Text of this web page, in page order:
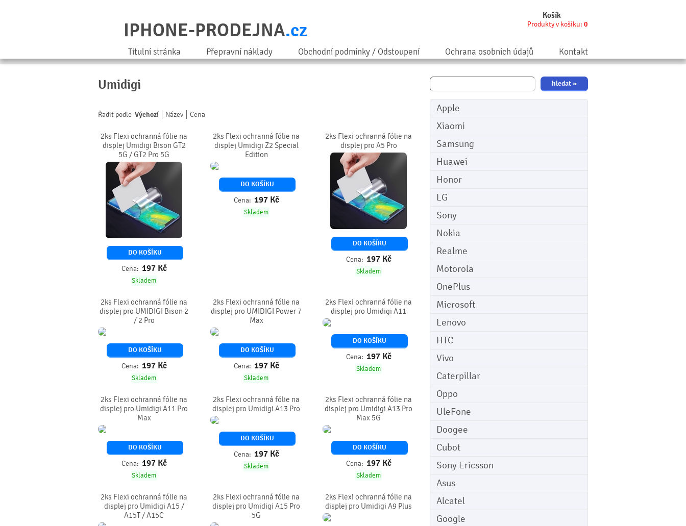
Košík
Produkty v košíku: 0
IPHONE-PRODEJNA.cz
Titulní stránka Přepravní náklady Obchodní podmínky / Odstoupení Ochrana osobních údajů Kontakt
Apple
Xiaomi
Samsung
Huawei
Honor
LG
Sony
Nokia
Realme
Motorola
OnePlus
Microsoft
Lenovo
HTC
Vivo
Caterpillar
Oppo
UleFone
Doogee
Cubot
Sony Ericsson
Asus
Alcatel
Google
Umidigi
Řadit podle Výchozí Název Cena
2ks Flexi ochranná fólie na
displej Umidigi Bison GT2
5G / GT2 Pro 5G
DO KOŠÍKU
Cena: 197 Kč
Skladem
2ks Flexi ochranná fólie na
displej Umidigi Z2 Special
Edition
DO KOŠÍKU
Cena: 197 Kč
Skladem
2ks Flexi ochranná fólie na
displej pro A5 Pro
DO KOŠÍKU
Cena: 197 Kč
Skladem
2ks Flexi ochranná fólie na
displej pro UMIDIGI Bison 2
/ 2 Pro
DO KOŠÍKU
Cena: 197 Kč
Skladem
2ks Flexi ochranná fólie na
displej pro UMIDIGI Power 7
Max
DO KOŠÍKU
Cena: 197 Kč
Skladem
2ks Flexi ochranná fólie na
displej pro Umidigi A11
DO KOŠÍKU
Cena: 197 Kč
Skladem
2ks Flexi ochranná fólie na
displej pro Umidigi A11 Pro
Max
DO KOŠÍKU
Cena: 197 Kč
Skladem
2ks Flexi ochranná fólie na
displej pro Umidigi A13 Pro
DO KOŠÍKU
Cena: 197 Kč
Skladem
2ks Flexi ochranná fólie na
displej pro Umidigi A13 Pro
Max 5G
DO KOŠÍKU
Cena: 197 Kč
Skladem
2ks Flexi ochranná fólie na
displej pro Umidigi A15 /
A15T / A15C
2ks Flexi ochranná fólie na
displej pro Umidigi A15 Pro
5G
2ks Flexi ochranná fólie na
displej pro Umidigi A9 Plus